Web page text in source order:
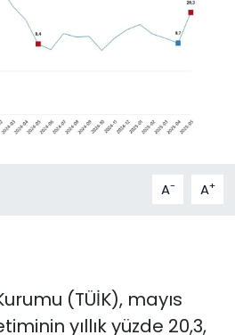
A- A+
(TÜİK), mayıs
yıllık yüzde 20,3,